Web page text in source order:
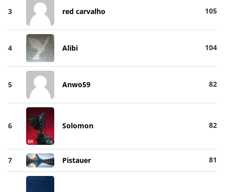
3 red carvalho 105
4 Alibi 104
5 Anwo59 82
6 Solomon 82
7 Pistauer 81